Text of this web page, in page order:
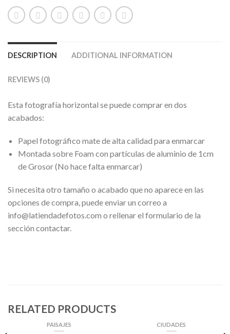
DESCRIPTION ADDITIONAL INFORMATION
REVIEWS (0)
Esta fotografía horizontal se puede comprar en dos
acabados:
Papel fotográfico mate de alta calidad para enmarcar
Montada sobre Foam con partículas de aluminio de 1cm
de Grosor (No hace falta enmarcar)
Si necesita otro tamaño o acabado que no aparece en las
opciones de compra, puede enviar un correo a
info@latiendadefotos.com o rellenar el formulario de la
sección contactar.
RELATED PRODUCTS
PAISAJES CIUDADES